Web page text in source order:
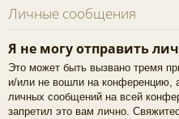
Личные сообщения
Я не могу отправить
Это может быть вызвано тремя
и/или не вошли на конференцию,
личных сообщений на всей
запретил это вам лично.